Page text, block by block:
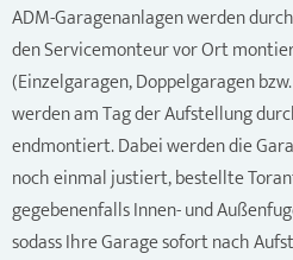
ADM-Garagenanlagen werden
den Servicemonteur vor Ort
(Einzelgaragen, Doppelgaragen
werden am Tag der Aufstellung
endmontiert. Dabei werden die
noch einmal justiert, bestellte
gegebenenfalls Innen- und
sodass Ihre Garage sofort nach